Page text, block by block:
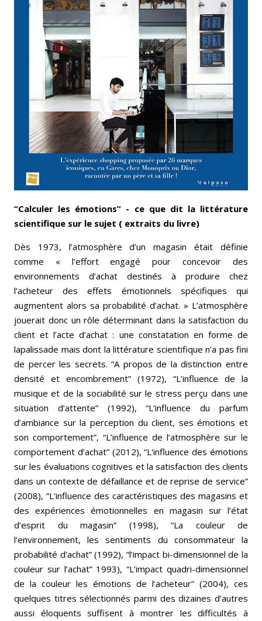
“Calculer les émotions” - ce que dit la littérature
scientifique sur le sujet ( extraits du livre)
Dès 1973, l’atmosphère d’un magasin était définie
comme « l’effort engagé pour concevoir des
environnements d’achat destinés à produire chez
l’acheteur des effets émotionnels spécifiques qui
augmentent alors sa probabilité d’achat. » L’atmosphère
jouerait donc un rôle déterminant dans la satisfaction du
client et l’acte d’achat : une constatation en forme de
lapalissade mais dont la littérature scientifique n’a pas fini
de percer les secrets. “A propos de la distinction entre
densité et encombrement” (1972), “L’influence de la
musique et de la sociabilité sur le stress perçu dans une
situation d’attente” (1992), “L’influence du parfum
d’ambiance sur la perception du client, ses émotions et
son comportement”, “L’influence de l’atmosphère sur le
comportement d’achat” (2012), “L'influence des émotions
sur les évaluations cognitives et la satisfaction des clients
dans un contexte de défaillance et de reprise de service”
(2008), “L’influence des caractéristiques des magasins et
des expériences émotionnelles en magasin sur l’état
d’esprit du magasin” (1998), “La couleur de
l’environnement, les sentiments du consommateur la
probabilité d’achat” (1992), “l’impact bi-dimensionnel de la
couleur sur l’achat” 1993), “L’impact quadri-dimensionnel
de la couleur les émotions de l’acheteur” (2004), ces
quelques titres sélectionnés parmi des dizaines d’autres
aussi éloquents suffisent à montrer les difficultés à